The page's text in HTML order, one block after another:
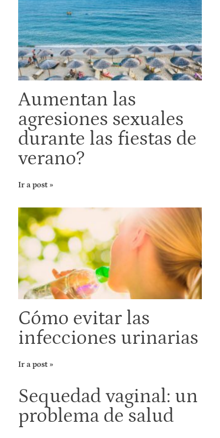
Aumentan las
agresiones sexuales
durante las fiestas de
verano?
Ir a post »
Cómo evitar las
infecciones urinarias
Ir a post »
Sequedad vaginal: un
problema de salud